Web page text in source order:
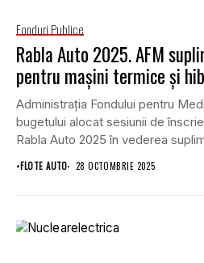
Fonduri Publice
Rabla Auto 2025. AFM
pentru mașini termice și
Administrația Fondului pentru
bugetului alocat sesiunii de
Rabla Auto 2025 în vederea
persoanele...
•FLOTE AUTO 28 OCTOMBRIE 2025